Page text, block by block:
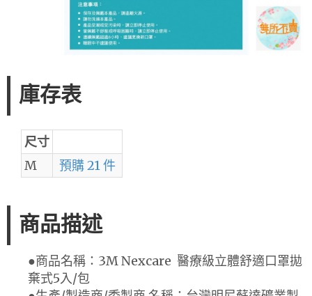
庫存表
尺寸
M
預購 21 件
商品描述
●商品名稱：3M Nexcare 醫療級立體舒適口罩拋
棄式5入/包